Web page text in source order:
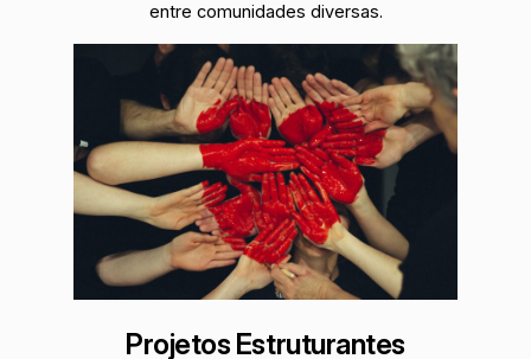
entre comunidades diversas.
Projetos Estruturantes